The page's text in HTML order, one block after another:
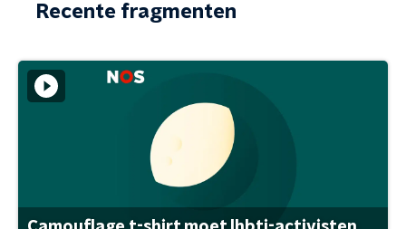
Recente fragmenten